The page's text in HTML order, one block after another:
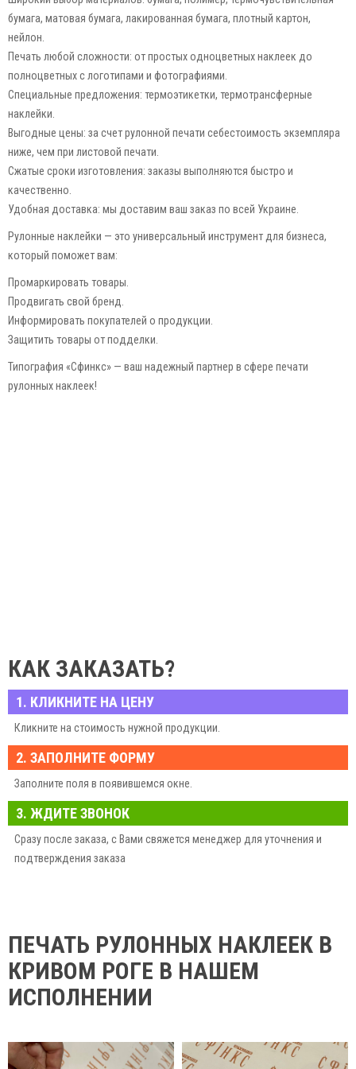
бумага, матовая бумага, лакированная бумага, плотный картон,
нейлон.
Печать любой сложности: от простых одноцветных наклеек до
полноцветных с логотипами и фотографиями.
Специальные предложения: термоэтикетки, термотрансферные
наклейки.
Выгодные цены: за счет рулонной печати себестоимость экземпляра
ниже, чем при листовой печати.
Сжатые сроки изготовления: заказы выполняются быстро и
качественно.
Удобная доставка: мы доставим ваш заказ по всей Украине.
Рулонные наклейки — это универсальный инструмент для бизнеса,
который поможет вам:
Промаркировать товары.
Продвигать свой бренд.
Информировать покупателей о продукции.
Защитить товары от подделки.
Типография «Сфинкс» — ваш надежный партнер в сфере печати
рулонных наклеек!
КАК ЗАКАЗАТЬ?
1. КЛИКНИТЕ НА ЦЕНУ
Кликните на стоимость нужной продукции.
2. ЗАПОЛНИТЕ ФОРМУ
Заполните поля в появившемся окне.
3. ЖДИТЕ ЗВОНОК
Сразу после заказа, с Вами свяжется менеджер для уточнения и
подтверждения заказа
ПЕЧАТЬ РУЛОННЫХ НАКЛЕЕК В
КРИВОМ РОГЕ В НАШЕМ
ИСПОЛНЕНИИ